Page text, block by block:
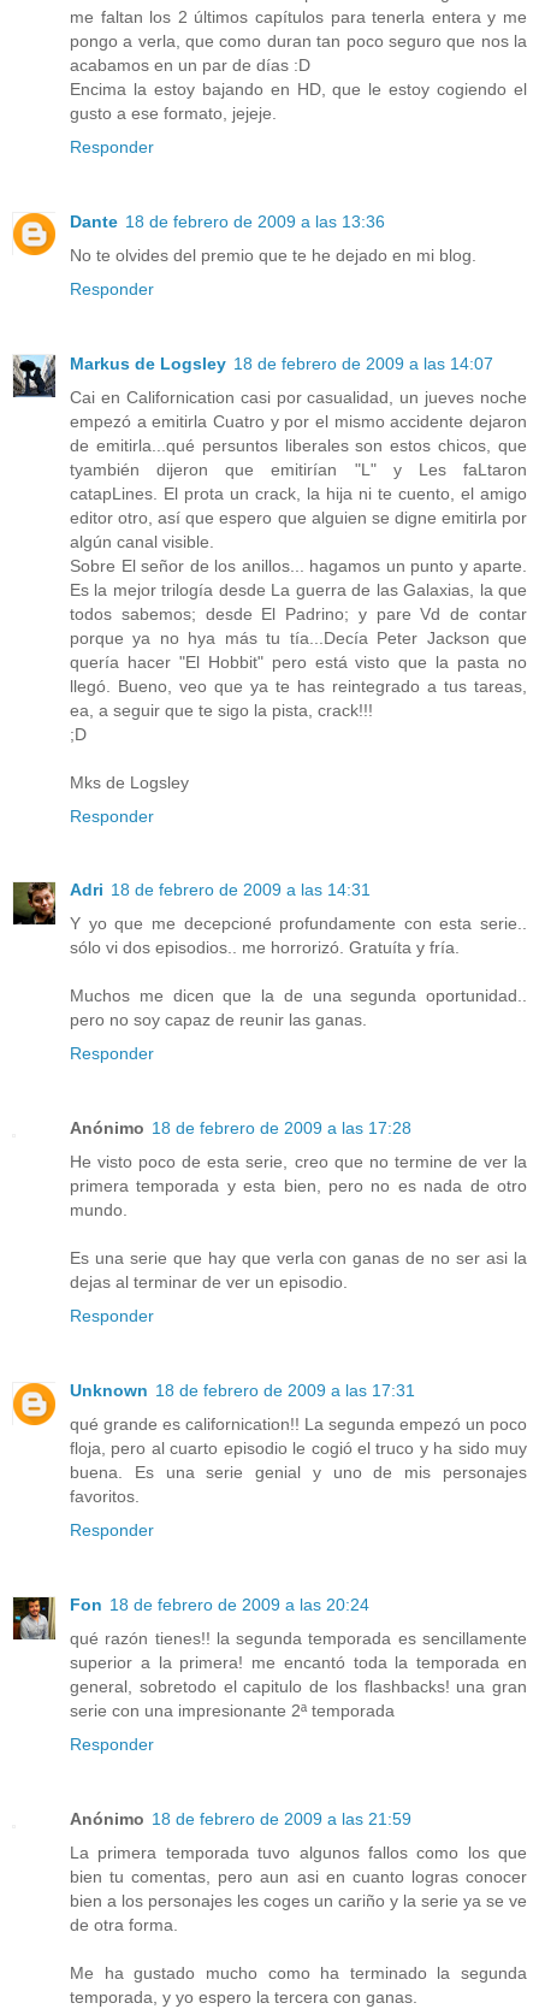
me faltan los 2 últimos capítulos para tenerla entera y me
pongo a verla, que como duran tan poco seguro que nos la
acabamos en un par de días :D
Encima la estoy bajando en HD, que le estoy cogiendo el
gusto a ese formato, jejeje.
Responder
Dante 18 de febrero de 2009 a las 13:36
No te olvides del premio que te he dejado en mi blog.
Responder
Markus de Logsley 18 de febrero de 2009 a las 14:07
Cai en Californication casi por casualidad, un jueves noche
empezó a emitirla Cuatro y por el mismo accidente dejaron
de emitirla...qué persuntos liberales son estos chicos, que
tyambién dijeron que emitirían "L" y Les faLtaron
catapLines. El prota un crack, la hija ni te cuento, el amigo
editor otro, así que espero que alguien se digne emitirla por
algún canal visible.
Sobre El señor de los anillos... hagamos un punto y aparte.
Es la mejor trilogía desde La guerra de las Galaxias, la que
todos sabemos; desde El Padrino; y pare Vd de contar
porque ya no hya más tu tía...Decía Peter Jackson que
quería hacer "El Hobbit" pero está visto que la pasta no
llegó. Bueno, veo que ya te has reintegrado a tus tareas,
ea, a seguir que te sigo la pista, crack!!!
;D
Mks de Logsley
Responder
Adri 18 de febrero de 2009 a las 14:31
Y yo que me decepcioné profundamente con esta serie..
sólo vi dos episodios.. me horrorizó. Gratuíta y fría.
Muchos me dicen que la de una segunda oportunidad..
pero no soy capaz de reunir las ganas.
Responder
Anónimo 18 de febrero de 2009 a las 17:28
He visto poco de esta serie, creo que no termine de ver la
primera temporada y esta bien, pero no es nada de otro
mundo.
Es una serie que hay que verla con ganas de no ser asi la
dejas al terminar de ver un episodio.
Responder
Unknown 18 de febrero de 2009 a las 17:31
qué grande es californication!! La segunda empezó un poco
floja, pero al cuarto episodio le cogió el truco y ha sido muy
buena. Es una serie genial y uno de mis personajes
favoritos.
Responder
Fon 18 de febrero de 2009 a las 20:24
qué razón tienes!! la segunda temporada es sencillamente
superior a la primera! me encantó toda la temporada en
general, sobretodo el capitulo de los flashbacks! una gran
serie con una impresionante 2ª temporada
Responder
Anónimo 18 de febrero de 2009 a las 21:59
La primera temporada tuvo algunos fallos como los que
bien tu comentas, pero aun asi en cuanto logras conocer
bien a los personajes les coges un cariño y la serie ya se ve
de otra forma.
Me ha gustado mucho como ha terminado la segunda
temporada, y yo espero la tercera con ganas.